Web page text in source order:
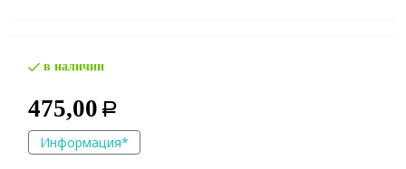
в наличии
475,00 Р
Информация*